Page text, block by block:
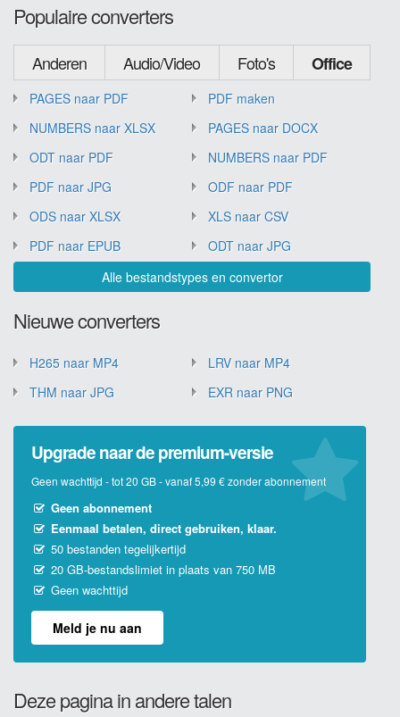
Populaire converters
Anderen Audio/Video Foto's Office
PAGES naar PDF
PDF maken
NUMBERS naar XLSX
PAGES naar DOCX
ODT naar PDF
NUMBERS naar PDF
PDF naar JPG
ODF naar PDF
ODS naar XLSX
XLS naar CSV
PDF naar EPUB
ODT naar JPG
Alle bestandstypes en convertor
Nieuwe converters
H265 naar MP4
LRV naar MP4
THM naar JPG
EXR naar PNG
Upgrade naar de premium-versie
Geen wachttijd - tot 20 GB - vanaf 5,99 € zonder abonnement
Geen abonnement
Eenmaal betalen, direct gebruiken, klaar.
50 bestanden tegelijkertijd
20 GB-bestandslimiet in plaats van 750 MB
Geen wachttijd
Meld je nu aan
Deze pagina in andere talen